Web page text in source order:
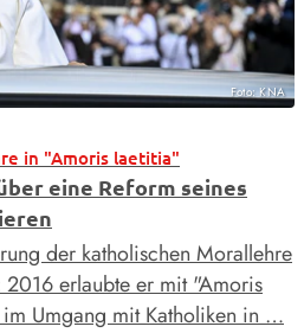
Foto: KNA
in "Amoris laetitia"
eine Reform seines
der katholischen Morallehre
2016 erlaubte er mit "Amoris
Umgang mit Katholiken in …